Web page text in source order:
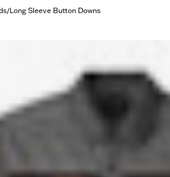
/Long Sleeve Button Downs